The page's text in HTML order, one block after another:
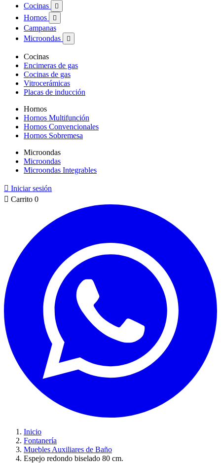
Cocinas

Hornos 
Campanas
Microondas

Cocinas
Encimeras de gas
Cocinas de gas
Vitrocerámicas
Placas de inducción
Hornos
Hornos Multifunción
Hornos Convencionales
Hornos Sobremesa
Microondas
Microondas
Microondas Integrables
 Iniciar sesión
 Carrito 0
Inicio
Fontanería
Muebles Auxiliares de Baño
Espejo redondo biselado 80 cm.